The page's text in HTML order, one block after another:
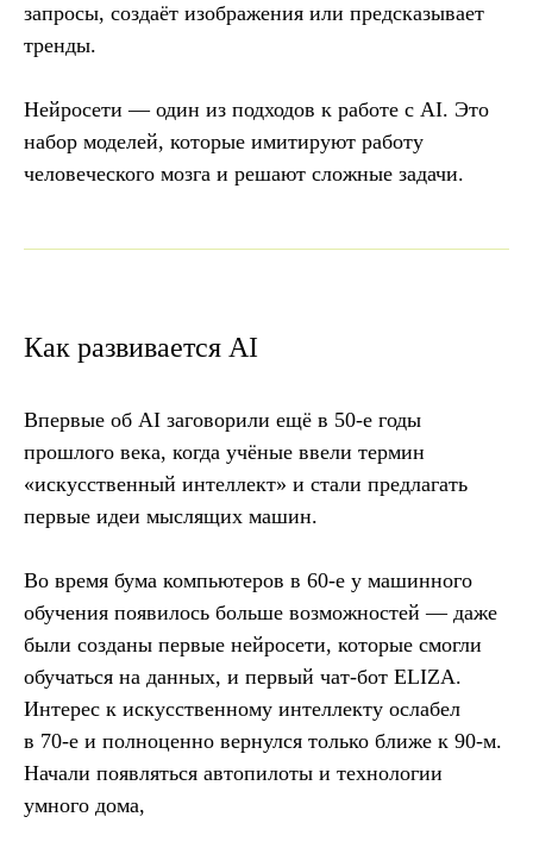
запросы, создаёт изображения или предсказывает
тренды.
Нейросети — один из подходов к работе с AI. Это
набор моделей, которые имитируют работу
человеческого мозга и решают сложные задачи.
Как развивается AI
Впервые об AI заговорили ещё в 50-е годы
прошлого века, когда учёные ввели термин
«искусственный интеллект» и стали предлагать
первые идеи мыслящих машин.
Во время бума компьютеров в 60-е у машинного
обучения появилось больше возможностей — даже
были созданы первые нейросети, которые смогли
обучаться на данных, и первый чат-бот ELIZA.
Интерес к искусственному интеллекту ослабел
в 70-е и полноценно вернулся только ближе к 90-м.
Начали появляться автопилоты и технологии
умного дома,